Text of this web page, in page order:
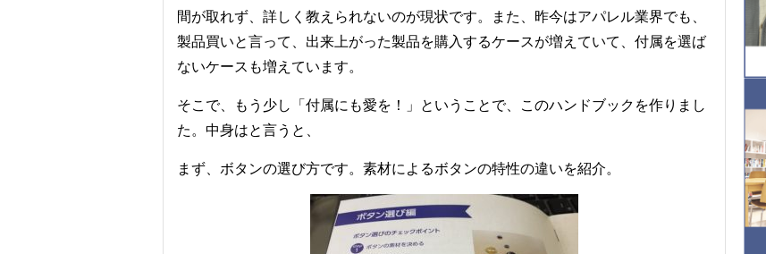
間が取れず、詳しく教えられないのが現状です。また、昨今はアパレル業界でも、
製品買いと言って、出来上がった製品を購入するケースが増えていて、付属を選ば
ないケースも増えています。
そこで、もう少し「付属にも愛を！」ということで、このハンドブックを作りまし
た。中身はと言うと、
まず、ボタンの選び方です。素材によるボタンの特性の違いを紹介。